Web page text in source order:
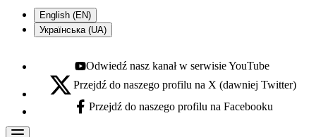
English (EN)
Українська (UA)
Youtube - otwiera się w nowej karcie
Odwiedź nasz kanał w serwisie YouTube
X - otwiera się w nowej karcie
Przejdź do naszego profilu na X (dawniej Twitter)
Facebook - otwiera się w nowej karcie
Przejdź do naszego profilu na Facebooku